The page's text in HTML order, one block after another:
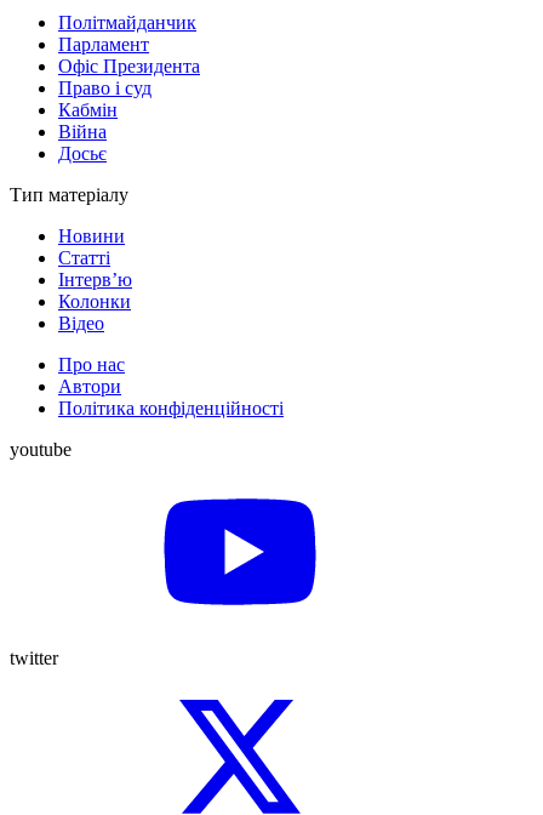
Політмайданчик
Парламент
Офіс Президента
Право і суд
Кабмін
Війна
Досьє
Тип матеріалу
Новини
Статті
Інтерв’ю
Колонки
Відео
Про нас
Автори
Політика конфіденційності
youtube
twitter